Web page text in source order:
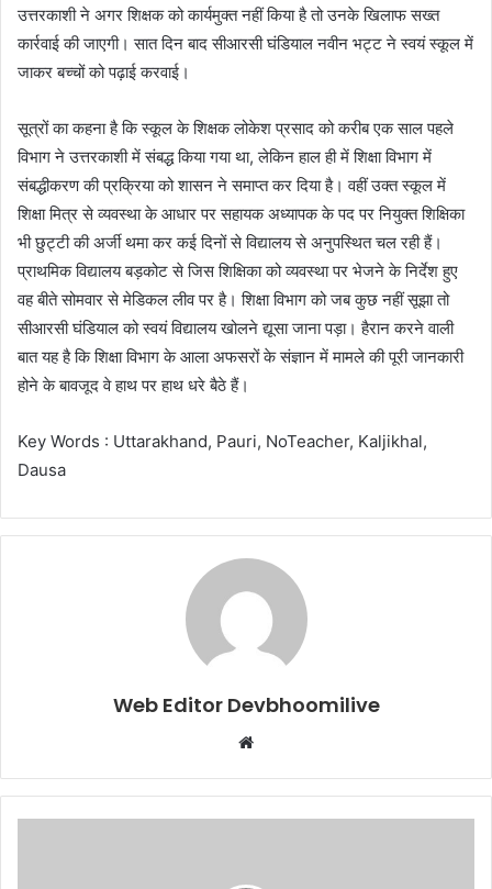
उत्तरकाशी ने अगर शिक्षक को कार्यमुक्त नहीं किया है तो उनके खिलाफ सख्त
कार्रवाई की जाएगी। सात दिन बाद सीआरसी घंडियाल नवीन भट्ट ने स्वयं स्कूल में
जाकर बच्चों को पढ़ाई करवाई।
सूत्रों का कहना है कि स्कूल के शिक्षक लोकेश प्रसाद को करीब एक साल पहले
विभाग ने उत्तरकाशी में संबद्ध किया गया था, लेकिन हाल ही में शिक्षा विभाग में
संबद्धीकरण की प्रक्रिया को शासन ने समाप्त कर दिया है। वहीं उक्त स्कूल में
शिक्षा मित्र से व्यवस्था के आधार पर सहायक अध्यापक के पद पर नियुक्त शिक्षिका
भी छुट्टी की अर्जी थमा कर कई दिनों से विद्यालय से अनुपस्थित चल रही हैं।
प्राथमिक विद्यालय बड़कोट से जिस शिक्षिका को व्यवस्था पर भेजने के निर्देश हुए
वह बीते सोमवार से मेडिकल लीव पर है। शिक्षा विभाग को जब कुछ नहीं सूझा तो
सीआरसी घंडियाल को स्वयं विद्यालय खोलने द्यूसा जाना पड़ा। हैरान करने वाली
बात यह है कि शिक्षा विभाग के आला अफसरों के संज्ञान में मामले की पूरी जानकारी
होने के बावजूद वे हाथ पर हाथ धरे बैठे हैं।
Key Words : Uttarakhand, Pauri, NoTeacher, Kaljikhal,
Dausa
Web Editor Devbhoomilive
Website